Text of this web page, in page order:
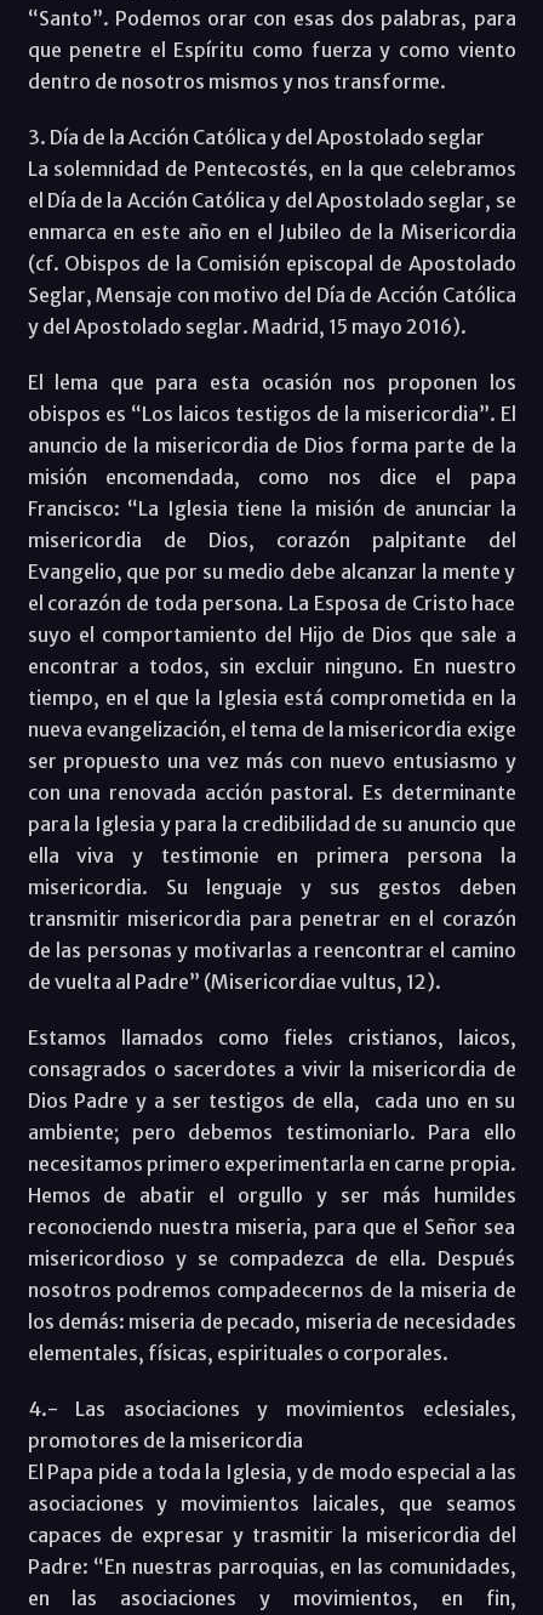
“Santo”. Podemos orar con esas dos palabras, para
que penetre el Espíritu como fuerza y como viento
dentro de nosotros mismos y nos transforme.
3. Día de la Acción Católica y del Apostolado seglar
La solemnidad de Pentecostés, en la que celebramos
el Día de la Acción Católica y del Apostolado seglar, se
enmarca en este año en el Jubileo de la Misericordia
(cf. Obispos de la Comisión episcopal de Apostolado
Seglar, Mensaje con motivo del Día de Acción Católica
y del Apostolado seglar. Madrid, 15 mayo 2016).
El lema que para esta ocasión nos proponen los
obispos es “Los laicos testigos de la misericordia”. El
anuncio de la misericordia de Dios forma parte de la
misión encomendada, como nos dice el papa
Francisco: “La Iglesia tiene la misión de anunciar la
misericordia de Dios, corazón palpitante del
Evangelio, que por su medio debe alcanzar la mente y
el corazón de toda persona. La Esposa de Cristo hace
suyo el comportamiento del Hijo de Dios que sale a
encontrar a todos, sin excluir ninguno. En nuestro
tiempo, en el que la Iglesia está comprometida en la
nueva evangelización, el tema de la misericordia exige
ser propuesto una vez más con nuevo entusiasmo y
con una renovada acción pastoral. Es determinante
para la Iglesia y para la credibilidad de su anuncio que
ella viva y testimonie en primera persona la
misericordia. Su lenguaje y sus gestos deben
transmitir misericordia para penetrar en el corazón
de las personas y motivarlas a reencontrar el camino
de vuelta al Padre” (Misericordiae vultus, 12).
Estamos llamados como fieles cristianos, laicos,
consagrados o sacerdotes a vivir la misericordia de
Dios Padre y a ser testigos de ella, cada uno en su
ambiente; pero debemos testimoniarlo. Para ello
necesitamos primero experimentarla en carne propia.
Hemos de abatir el orgullo y ser más humildes
reconociendo nuestra miseria, para que el Señor sea
misericordioso y se compadezca de ella. Después
nosotros podremos compadecernos de la miseria de
los demás: miseria de pecado, miseria de necesidades
elementales, físicas, espirituales o corporales.
4.- Las asociaciones y movimientos eclesiales,
promotores de la misericordia
El Papa pide a toda la Iglesia, y de modo especial a las
asociaciones y movimientos laicales, que seamos
capaces de expresar y trasmitir la misericordia del
Padre: “En nuestras parroquias, en las comunidades,
en las asociaciones y movimientos, en fin,